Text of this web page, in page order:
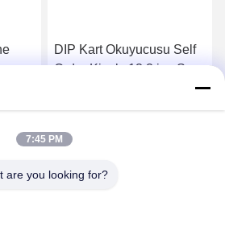
DIP Kart Okuyucusu Self
Order Kiosk, 13,3 inç Self
En İyi Fiyatı Alın
7:45 PM
are you looking for?